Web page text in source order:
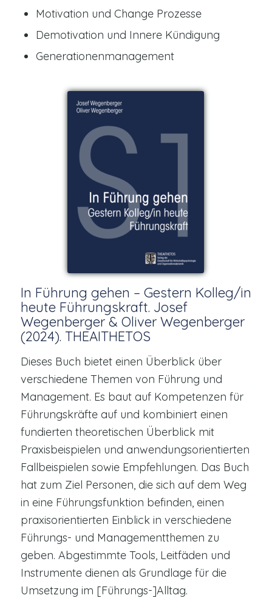
Motivation und Change Prozesse
Demotivation und Innere Kündigung
Generationenmanagement
In Führung gehen – Gestern Kolleg/in
heute Führungskraft. Josef
Wegenberger & Oliver Wegenberger
(2024). THEAITHETOS
Dieses Buch bietet einen Überblick über
verschiedene Themen von Führung und
Management. Es baut auf Kompetenzen für
Führungskräfte auf und kombiniert einen
fundierten theoretischen Überblick mit
Praxisbeispielen und anwendungsorientierten
Fallbeispielen sowie Empfehlungen. Das Buch
hat zum Ziel Personen, die sich auf dem Weg
in eine Führungsfunktion befinden, einen
praxisorientierten Einblick in verschiedene
Führungs- und Managementthemen zu
geben. Abgestimmte Tools, Leitfäden und
Instrumente dienen als Grundlage für die
Umsetzung im [Führungs-]Alltag.